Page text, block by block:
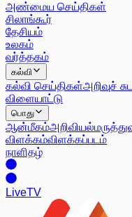
அண்மைய செய்திகள்
சிலாங்கூர்
தேசியம்
உலகம்
வர்த்தகம்
கல்வி
கல்வி செய்திகள்அறிவுச்
விளையாட்டு
பொது
ஆன்மீகம்அறிவியல்
விளக்கம்விளக்கப்படம்
நாளிதழ்
LiveTV